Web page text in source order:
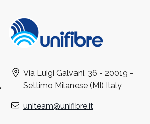
Via Luigi Galvani, 36 - 20019 -
Settimo Milanese (MI) Italy
uniteam@unifibre.it